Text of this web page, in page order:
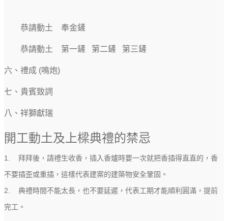
恭請動土 奉金鏟
恭請動土 第一鏟 第二鏟 第三鏟
六、禮成 (鳴炮)
七、貴賓致詞
八、祥獅獻瑞
開工動土及上樑典禮的禁忌
1. 拜拜後，請禮生收香，插入香爐時要一次就把香插得直直的，香
不要插歪或重插，這樣代表建案的建築物安全鞏固。
2. 典禮時間不能太長，也不要延遲，代表工期才能順利圓滿，提前
完工。